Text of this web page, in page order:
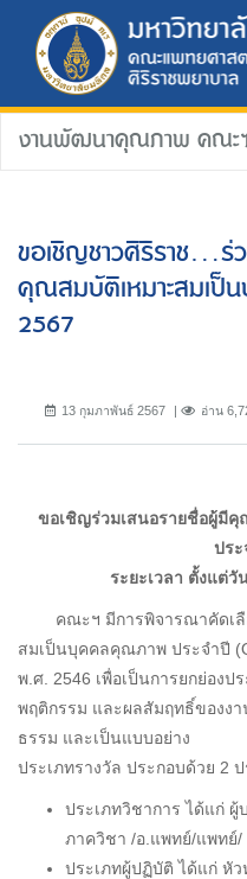
งานพัฒนาคุณภาพ คณะ
ขอเชิญชาวศิริราช...ร่
คุณสมบัติเหมาะสมเป็
2567
13 กุมภาพันธ์ 2567 อ่าน
ขอเชิญร่วมเสนอรายชื่อผู้มี
ประ
ระยะเวลา ตั้งแต่วั
คณะฯ มีการพิจารณาคัดเลื
สมเป็นบุคคลคุณภาพ ประจำปี
พ.ศ. 2546 เพื่อเป็นการยกย่อง
พฤติกรรม และผลสัมฤทธิ์ของ
ธรรม และเป็นแบบอย่าง
ประเภทรางวัล ประกอบด้วย 2 ป
ประเภทวิชาการ ได้แก่
ภาควิชา /อ.แพทย์/แพทย์/
ประเภทผู้ปฏิบัติ ได้แก่ หั